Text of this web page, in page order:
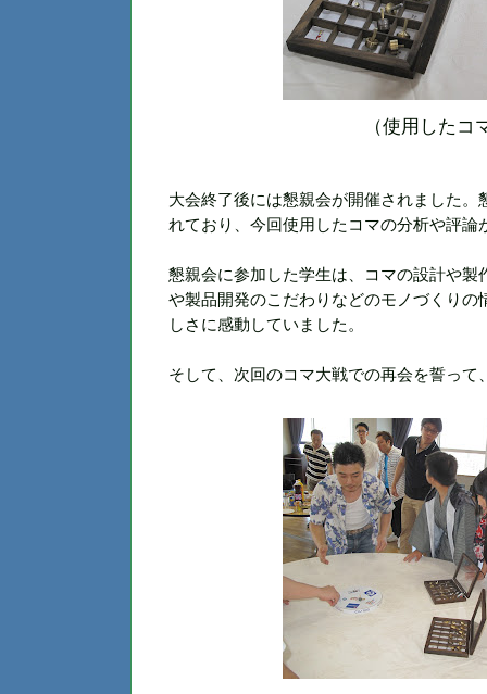
（使用したコ
大会終了後には懇親会が開催されました。
れており 、今回使用 したコマの分析や評論
懇親会に参加した学生は、コマの設計や
や製品開発のこだわりなどのモノづくりの
しさに感動していました。
そして、次回のコマ大戦での再会を誓っ